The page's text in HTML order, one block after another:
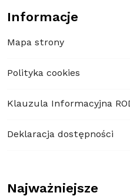
Informacje
Mapa strony
Polityka cookies
Klauzula Informacyjna
Deklaracja dostępności
Najważniejsze